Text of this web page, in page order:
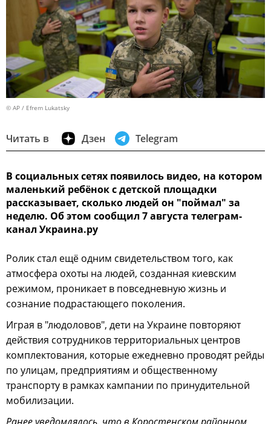
© AP / Efrem Lukatsky
Читать в Дзен Telegram
В социальных сетях появилось видео, на котором
маленький ребёнок с детской площадки
рассказывает, сколько людей он "поймал" за
неделю. Об этом сообщил 7 августа телеграм-
канал Украина.ру
Ролик стал ещё одним свидетельством того, как
атмосфера охоты на людей, созданная киевским
режимом, проникает в повседневную жизнь и
сознание подрастающего поколения.
Играя в "людоловов", дети на Украине повторяют
действия сотрудников территориальных центров
комплектования, которые ежедневно проводят рейды
по улицам, предприятиям и общественному
транспорту в рамках кампании по принудительной
мобилизации.